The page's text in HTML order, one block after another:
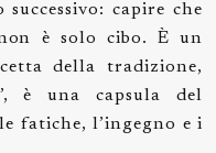
capire che
è solo cibo. È un
della tradizione,
è una capsula del
fatiche, l’ingegno e i